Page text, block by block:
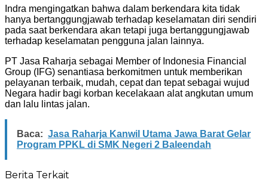
Indra mengingatkan bahwa dalam berkendara kita tidak
hanya bertanggungjawab terhadap keselamatan diri sendiri
pada saat berkendara akan tetapi juga bertanggungjawab
terhadap keselamatan pengguna jalan lainnya.
PT Jasa Raharja sebagai Member of Indonesia Financial
Group (IFG) senantiasa berkomitmen untuk memberikan
pelayanan terbaik, mudah, cepat dan tepat sebagai wujud
Negara hadir bagi korban kecelakaan alat angkutan umum
dan lalu lintas jalan.
Baca: Jasa Raharja Kanwil Utama Jawa Barat Gelar
Program PPKL di SMK Negeri 2 Baleendah
Berita Terkait